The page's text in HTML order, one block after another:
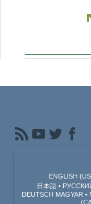
ENGLISH
日本語
DEUTSCH MAGYAR